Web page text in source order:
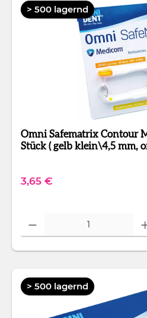
> 500 lagernd
Omni Safematrix Contour Musterpackung 2
Stück ( gelb klein\4,5 mm,
Regulärer Preis:
3,65 €
Produkt Anzahl: Gib den
> 500 lagernd